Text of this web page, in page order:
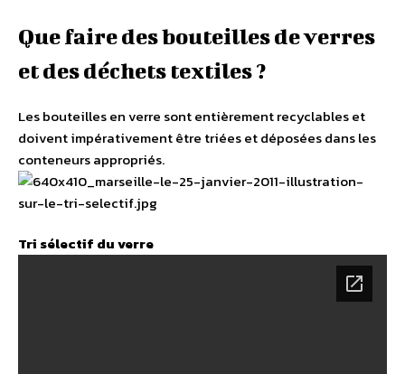
Que faire des bouteilles de verres
et des déchets textiles ?
Les bouteilles en verre sont entièrement recyclables et
doivent impérativement être triées et déposées dans les
conteneurs appropriés.
Tri sélectif du verre